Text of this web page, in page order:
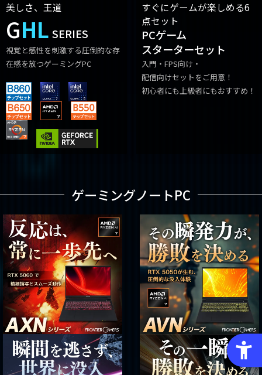
美しさ、王道
GHL SERIES
視覚と感性を刺激する圧倒的な存
在感を放つゲーミングPC
すぐにゲームが楽しめる6
点セット
PCゲーム
スターターセット
入門・FPS向け・
配信向けセットをご用意！
初心者にも上級者にもおすすめ！
ゲーミングノートPC